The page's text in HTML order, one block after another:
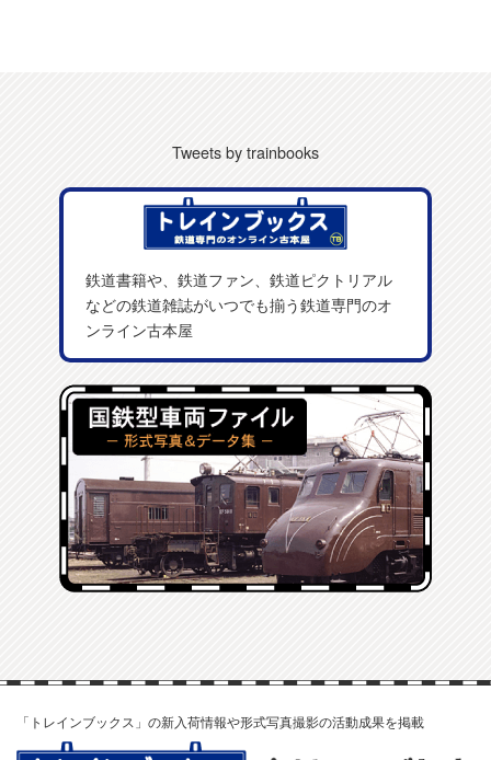
Tweets by trainbooks
鉄道書籍や、鉄道ファン、鉄道ピクトリアル
などの鉄道雑誌がいつでも揃う鉄道専門のオ
ンライン古本屋
「トレインブックス」の新入荷情報や形式写真撮影の活動成果を掲載